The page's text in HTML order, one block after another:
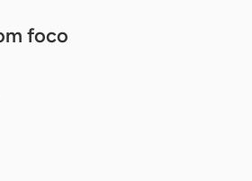
foco